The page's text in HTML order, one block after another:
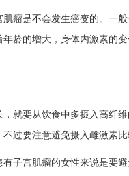
瘤是不会发生癌变的。一
龄的增大，身体内激素的
就要从饮食中多摄入高纤
过要注意避免摄入雌激素
子宫肌瘤的女性来说是要